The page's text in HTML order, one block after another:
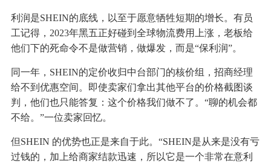
利润是SHEIN的底线，以至于愿意牺牲短期的增长。有员
工记得，2023年黑五正好碰到全球物流费用上涨，老板给
他们下的死命令不是做营销，做爆发，而是“保利润”。
同一年，SHEIN的定价收归中台部门的核价组，招商经理
给不到优惠空间。即使卖家们拿出其他平台的价格截图谈
判，他们也只能答复：这个价格我们做不了。“聊的机会都
不给。”一位卖家回忆。
但SHEIN 的优势也正是来自于此。“SHEIN是从来是没有亏
过钱的，加上给商家结款迅速，所以它是一个非常在意利